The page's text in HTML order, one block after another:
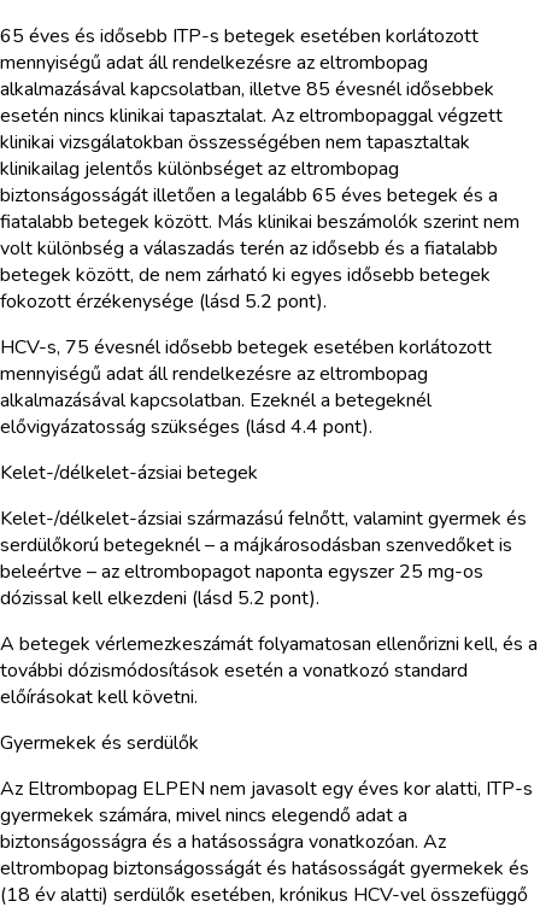
65 éves és idősebb ITP-s betegek esetében korlátozott
mennyiségű adat áll rendelkezésre az eltrombopag
alkalmazásával kapcsolatban, illetve 85 évesnél idősebbek
esetén nincs klinikai tapasztalat. Az eltrombopaggal végzett
klinikai vizsgálatokban összességében nem tapasztaltak
klinikailag jelentős különbséget az eltrombopag
biztonságosságát illetően a legalább 65 éves betegek és a
fiatalabb betegek között. Más klinikai beszámolók szerint nem
volt különbség a válaszadás terén az idősebb és a fiatalabb
betegek között, de nem zárható ki egyes idősebb betegek
fokozott érzékenysége (lásd 5.2 pont).
HCV-s, 75 évesnél idősebb betegek esetében korlátozott
mennyiségű adat áll rendelkezésre az eltrombopag
alkalmazásával kapcsolatban. Ezeknél a betegeknél
elővigyázatosság szükséges (lásd 4.4 pont).
Kelet-/délkelet-ázsiai betegek
Kelet-/délkelet-ázsiai származású felnőtt, valamint gyermek és
serdülőkorú betegeknél – a májkárosodásban szenvedőket is
beleértve – az eltrombopagot naponta egyszer 25 mg-os
dózissal kell elkezdeni (lásd 5.2 pont).
A betegek vérlemezkeszámát folyamatosan ellenőrizni kell, és a
további dózismódosítások esetén a vonatkozó standard
előírásokat kell követni.
Gyermekek és serdülők
Az Eltrombopag ELPEN nem javasolt egy éves kor alatti, ITP-s
gyermekek számára, mivel nincs elegendő adat a
biztonságosságra és a hatásosságra vonatkozóan. Az
eltrombopag biztonságosságát és hatásosságát gyermekek és
(18 év alatti) serdülők esetében, krónikus HCV-vel összefüggő